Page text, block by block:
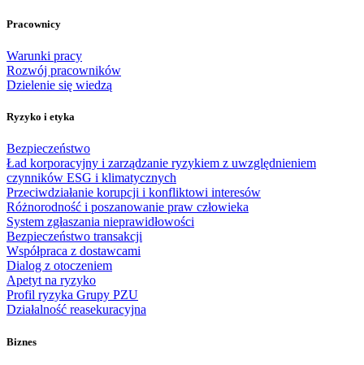
Pracownicy
Warunki pracy
Rozwój pracowników
Dzielenie się wiedzą
Ryzyko i etyka
Bezpieczeństwo
Ład korporacyjny i zarządzanie ryzykiem z uwzględnieniem
czynników ESG i klimatycznych
Przeciwdziałanie korupcji i konfliktowi interesów
Różnorodność i poszanowanie praw człowieka
System zgłaszania nieprawidłowości
Bezpieczeństwo transakcji
Współpraca z dostawcami
Dialog z otoczeniem
Apetyt na ryzyko
Profil ryzyka Grupy PZU
Działalność reasekuracyjna
Biznes